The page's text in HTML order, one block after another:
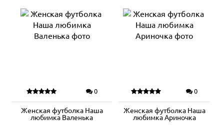
0
Женская футболка Наша
любимка Валенька
0
Женская футболка Наша
любимка Ариночка